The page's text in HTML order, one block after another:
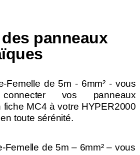
panneaux
Femelle de 5m - 6mm² - vous
vos panneaux
MC4 à votre HYPER2000
toute sérénité.
Femelle de 5m – 6mm² – vous